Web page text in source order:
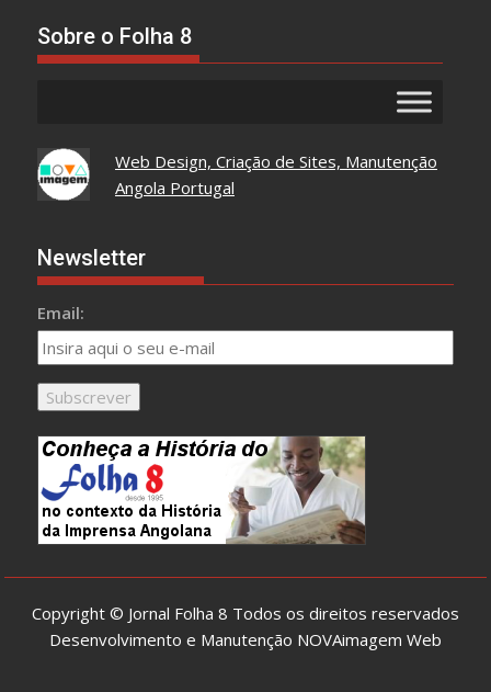
Sobre o Folha 8
Web Design, Criação de Sites, Manutenção
Angola Portugal
Newsletter
Email:
Copyright © Jornal Folha 8 Todos os direitos reservados
Desenvolvimento e Manutenção NOVAimagem Web